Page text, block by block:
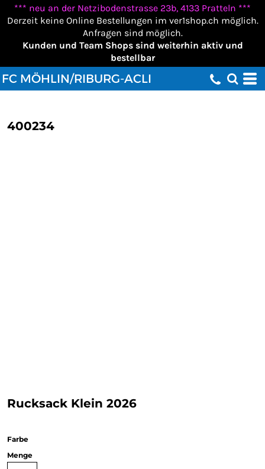
*** neu an der Netzibodenstrasse 23b, 4133 Pratteln ***
Derzeit keine Online Bestellungen im ver1shop.ch möglich.
Anfragen sind möglich.
Kunden und Team Shops sind weiterhin aktiv und
bestellbar
FC MÖHLIN/RIBURG-ACLI
400234
Rucksack Klein 2026
Farbe
Menge